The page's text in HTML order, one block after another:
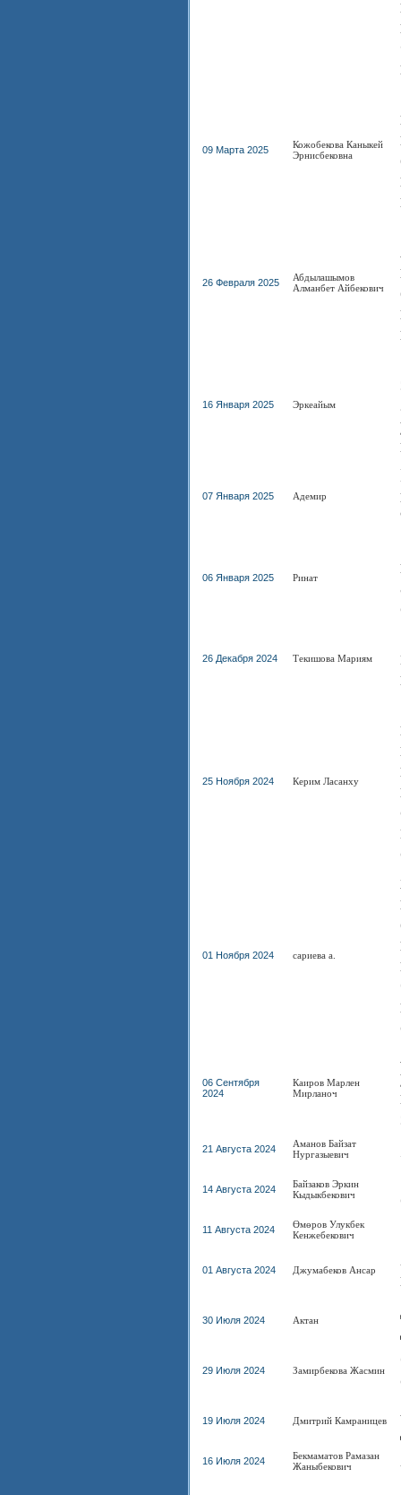
09 Марта 2025
Кожобекова Каныкей
Эрнисбековна
26 Февраля 2025
Абдылашымов
Алманбет Айбекович
16 Января 2025 Эркеайым
07 Января 2025 Адемир
06 Января 2025 Ринат
26 Декабря 2024 Текишова Мариям
25 Ноября 2024 Керим Ласанху
01 Ноября 2024 сариева а.
06 Сентября
2024
Каиров Марлен
Мирланоч
21 Августа 2024
Аманов Байзат
Нургазыевич
14 Августа 2024
Байзаков Эркин
Кыдыкбекович
11 Августа 2024
Өмөров Улукбек
Кенжебекович
01 Августа 2024 Джумабеков Ансар
30 Июля 2024 Актан
29 Июля 2024 Замирбекова Жасмин
19 Июля 2024 Дмитрий Камраницев
16 Июля 2024
Бекмаматов Рамазан
Жаныбекович